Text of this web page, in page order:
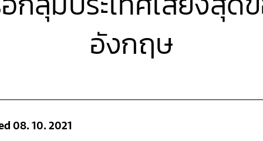
อังกฤษ
08. 10. 2021